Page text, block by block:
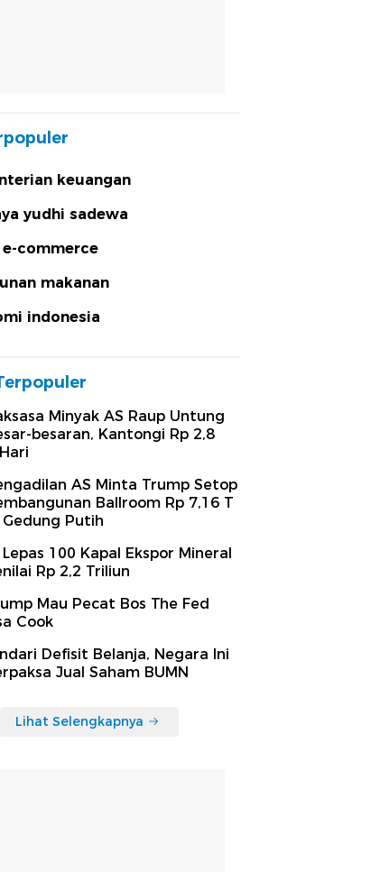
keuangan
yudhi sadewa
commerce
makanan
indonesia
Minyak AS Raup Untung
besaran, Kantongi Rp 2,8
AS Minta Trump Setop
Ballroom Rp 7,16 T
Putih
Lepas 100 Kapal Ekspor Mineral
Rp 2,2 Triliun
Mau Pecat Bos The Fed
Cook
Defisit Belanja, Negara Ini
Jual Saham BUMN
Lihat Selengkapnya